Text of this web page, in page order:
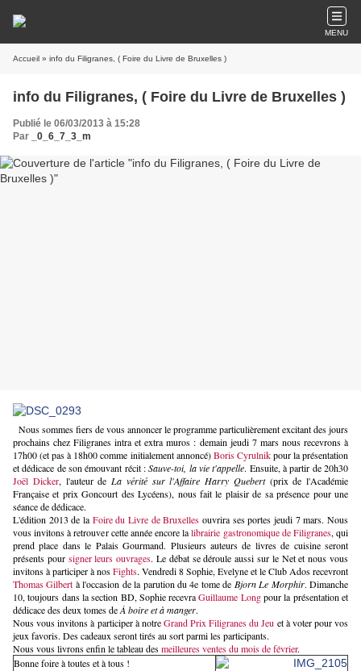
MENU
Accueil » info du Filigranes, ( Foire du Livre de Bruxelles )
info du Filigranes, ( Foire du Livre de Bruxelles )
Publié le 06/03/2013 à 15:28
Par
_0_6_7_3_m
Nous sommes fiers de vous annoncer le programme particulièrement excitant des jours
prochains chez Filigranes intra et extra muros : demain jeudi 7 mars nous recevrons à
17h00 (et pas à 18h00 comme initialement annoncé)Boris Cyrulnikpour la présentation
et dédicace de son émouvant récit :Sauve-toi, la vie t'appelle. Ensuite, à partir de 20h30
Joël Dicker, l'auteur de La vérité sur l'Affaire Harry Quebert(prix de l'Académie
Française et prix Goncourt des Lycéens), nous fait le plaisir de sa présence pour une
séance de dédicace.
L'édition 2013 de la Foire du Livre de Bruxelles ouvrira ses portes jeudi 7 mars. Nous
vous invitons à retrouver cette année encore lalibrairie gastronomique de Filigranes, qui
prend place dans le Palais Gourmand. Plusieurs auteurs de livres de cuisine seront
présents pour signer leurs ouvrages. Le débat se déroule aussi sur le Net et nous vous
invitons à participer à nosFights. Vendredi 8 Sophie, Evelyne et le Club Ados recevront
Thomas Gilbert à l'occasion de la parution du 4e tome de Bjorn Le Morphir. Dimanche
10, toujours dans la section BD, Sophie recevraGuillaume Longpour la présentation et
dédicace des deux tomes deÀ boire et à manger.
Nous vous invitons à participer à notreGrand Prix Filigranes du Jeu et à voter pour vos
jeux favoris. Des cadeaux seront tirés au sort parmi les participants.
Nous vous livrons enfin le tableau desmeilleures ventes du mois de février.
Bonne foire à toutes et à tous !